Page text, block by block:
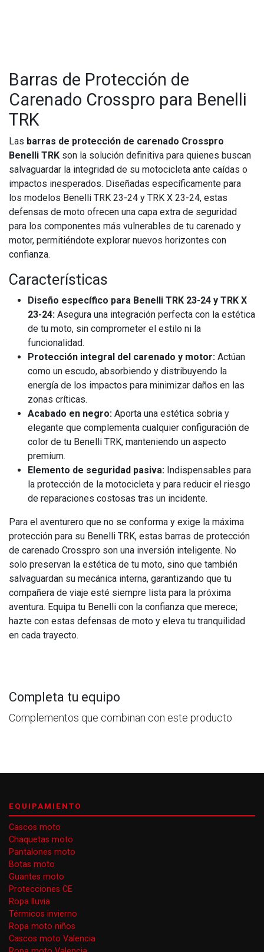
Barras de Protección de
Carenado Crosspro para Benelli
TRK
Las barras de protección de carenado Crosspro
Benelli TRK son la solución definitiva para quienes buscan
salvaguardar la integridad de su motocicleta ante caídas o
impactos inesperados. Diseñadas específicamente para
los modelos Benelli TRK 23-24 y TRK X 23-24, estas
defensas de moto ofrecen una capa extra de seguridad
para los componentes más vulnerables de tu carenado y
motor, permitiéndote explorar nuevos horizontes con
confianza.
Características
Diseño específico para Benelli TRK 23-24 y TRK X
23-24: Asegura una integración perfecta con la estética
de tu moto, sin comprometer el estilo ni la
funcionalidad.
Protección integral del carenado y motor: Actúan
como un escudo, absorbiendo y distribuyendo la
energía de los impactos para minimizar daños en las
zonas críticas.
Acabado en negro: Aporta una estética sobria y
elegante que complementa cualquier configuración de
color de tu Benelli TRK, manteniendo un aspecto
premium.
Elemento de seguridad pasiva: Indispensables para
la protección de la motocicleta y para reducir el riesgo
de reparaciones costosas tras un incidente.
Para el aventurero que no se conforma y exige la máxima
protección para su Benelli TRK, estas barras de protección
de carenado Crosspro son una inversión inteligente. No
solo preservan la estética de tu moto, sino que también
salvaguardan su mecánica interna, garantizando que tu
compañera de viaje esté siempre lista para la próxima
aventura. Equipa tu Benelli con la confianza que merece;
hazte con estas defensas de moto y eleva tu tranquilidad
en cada trayecto.
Completa tu equipo
Complementos que combinan con este producto
EQUIPAMIENTO
Cascos moto
Chaquetas moto
Pantalones moto
Botas moto
Guantes moto
Protecciones CE
Ropa lluvia
Térmicos invierno
Ropa moto niños
Cascos moto Valencia